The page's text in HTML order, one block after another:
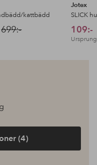
kattbädd
699:-
Jotex
SLICK
109:-
(4)